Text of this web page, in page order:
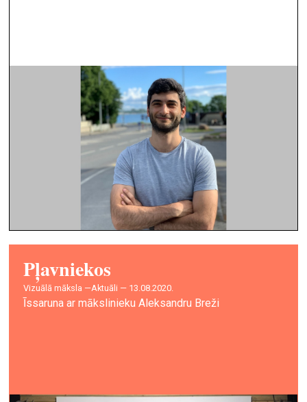
Pļavniekos
vizuālā māksla —Aktuāli — 13.08.2020.
Īssaruna ar mākslinieku Aleksandru Breži